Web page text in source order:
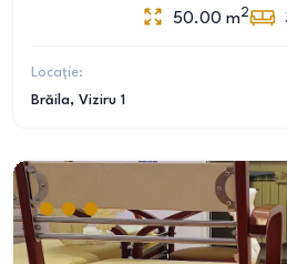
50.00 m2
Locație:
Brăila, Viziru 1